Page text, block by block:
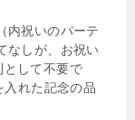
内祝いのパーテ
なしが、お祝い
として不要で
れた記念の品